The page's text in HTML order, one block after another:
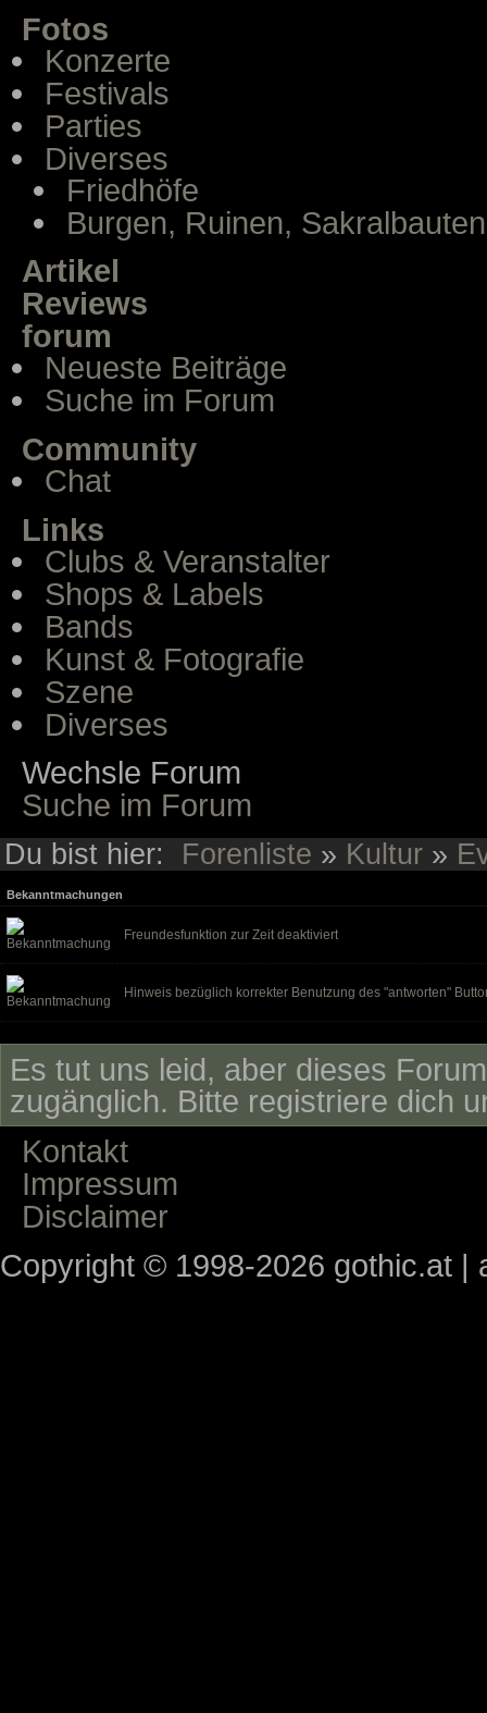
Fotos
Konzerte
Festivals
Parties
Diverses
Friedhöfe
Burgen, Ruinen, Sakralbauten
Artikel
Reviews
forum
Neueste Beiträge
Suche im Forum
Community
Chat
Links
Clubs & Veranstalter
Shops & Labels
Bands
Kunst & Fotografie
Szene
Diverses
Wechsle Forum
Suche im Forum
Du bist hier: Forenliste » Kultur »
Bekanntmachungen
Freundesfunktion zur Zeit deaktiviert
Hinweis bezüglich korrekter Benutzung des "antworten"
Es tut uns leid, aber dieses
zugänglich. Bitte registriere dich
Kontakt
Impressum
Disclaimer
Copyright © 1998-2026 gothic.at |